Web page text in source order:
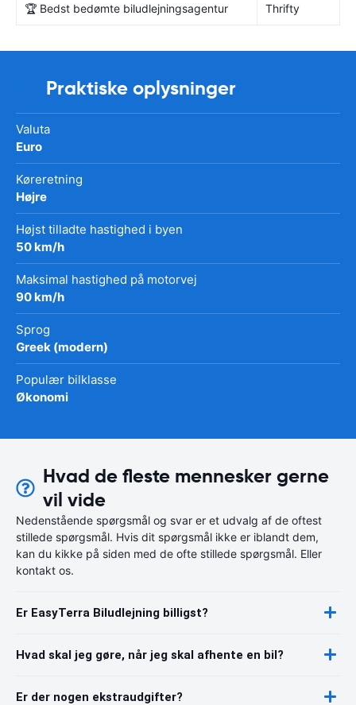
🏆 Bedst bedømte biludlejningsagentur Thrifty
Praktiske oplysninger
Valuta
Euro
Køreretning
Højre
Højst tilladte hastighed i byen
50 km/h
Maksimal hastighed på motorvej
90 km/h
Sprog
Greek (modern)
Populær bilklasse
Økonomi
Hvad de fleste mennesker gerne
vil vide
Nedenstående spørgsmål og svar er et udvalg af de oftest
stillede spørgsmål. Hvis dit spørgsmål ikke er iblandt dem,
kan du kikke på siden med de ofte stillede spørgsmål. Eller
kontakt os.
Er EasyTerra Biludlejning billigst?
Hvad skal jeg gøre, når jeg skal afhente en bil?
Er der nogen ekstraudgifter?